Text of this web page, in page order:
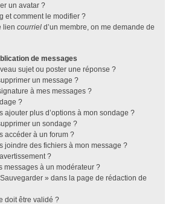
un avatar ?
et comment le modifier ?
lien courriel d’un membre, on me demande de
de messages
sujet ou poster une réponse ?
un message ?
à mes messages ?
?
ajouter plus d’options à mon sondage ?
un sondage ?
accéder à un forum ?
joindre des fichiers à mon message ?
?
messages à un modérateur ?
» dans la page de rédaction de
doit être validé ?